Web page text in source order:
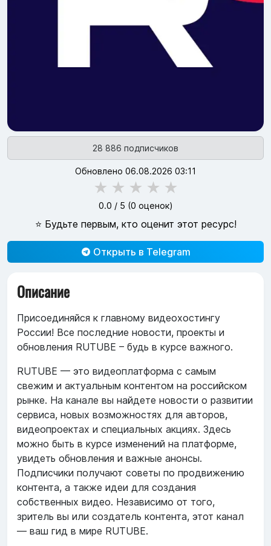
28 886 подписчиков
Обновлено 06.08.2026 03:11
★ ★ ★ ★ ★
0.0 / 5 (0 оценок)
⭐ Будьте первым, кто оценит этот ресурс!
Открыть в Telegram
Описание
Присоединяйся к главному видеохостингу
России! Все последние новости, проекты и
обновления RUTUBE – будь в курсе важного.
RUTUBE — это видеоплатформа с самым
свежим и актуальным контентом на российском
рынке. На канале вы найдете новости о развитии
сервиса, новых возможностях для авторов,
видеопроектах и специальных акциях. Здесь
можно быть в курсе изменений на платформе,
увидеть обновления и важные анонсы.
Подписчики получают советы по продвижению
контента, а также идеи для создания
собственных видео. Независимо от того,
зритель вы или создатель контента, этот канал
— ваш гид в мире RUTUBE.